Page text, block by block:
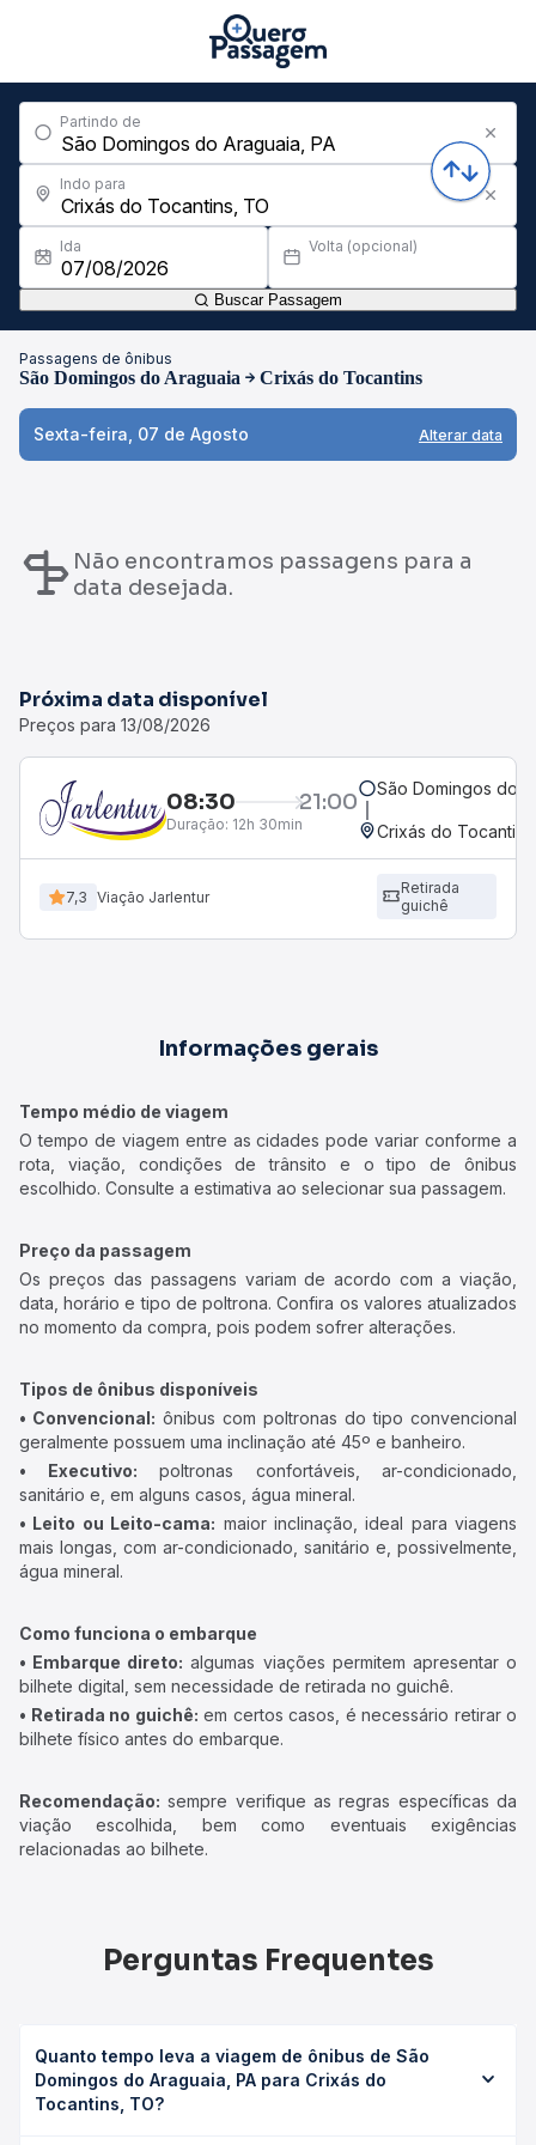
Partindo de
Indo para
Ida Volta (opcional)
Buscar Passagem
Passagens de ônibus
São Domingos do Araguaia Crixás do Tocantins
Sexta-feira, 07 de Agosto Alterar data
Não encontramos passagens para a
data desejada.
Próxima data disponível
Preços para 13/08/2026
08:30 21:00
Duração: 12h 30min
São Domingos do
Crixás do
7,3 Viação Jarlentur
Retirada
guichê
Informações gerais
Tempo médio de viagem
O tempo de viagem entre as cidades pode variar conforme a
rota, viação, condições de trânsito e o tipo de ônibus
escolhido. Consulte a estimativa ao selecionar sua passagem.
Preço da passagem
Os preços das passagens variam de acordo com a viação,
data, horário e tipo de poltrona. Confira os valores atualizados
no momento da compra, pois podem sofrer alterações.
Tipos de ônibus disponíveis
• Convencional: ônibus com poltronas do tipo convencional
geralmente possuem uma inclinação até 45º e banheiro.
• Executivo: poltronas confortáveis, ar-condicionado,
sanitário e, em alguns casos, água mineral.
• Leito ou Leito-cama: maior inclinação, ideal para viagens
mais longas, com ar-condicionado, sanitário e, possivelmente,
água mineral.
Como funciona o embarque
• Embarque direto: algumas viações permitem apresentar o
bilhete digital, sem necessidade de retirada no guichê.
• Retirada no guichê: em certos casos, é necessário retirar o
bilhete físico antes do embarque.
Recomendação: sempre verifique as regras específicas da
viação escolhida, bem como eventuais exigências
relacionadas ao bilhete.
Perguntas Frequentes
Quanto tempo leva a viagem de ônibus de São
Domingos do Araguaia, PA para Crixás do
Tocantins, TO?